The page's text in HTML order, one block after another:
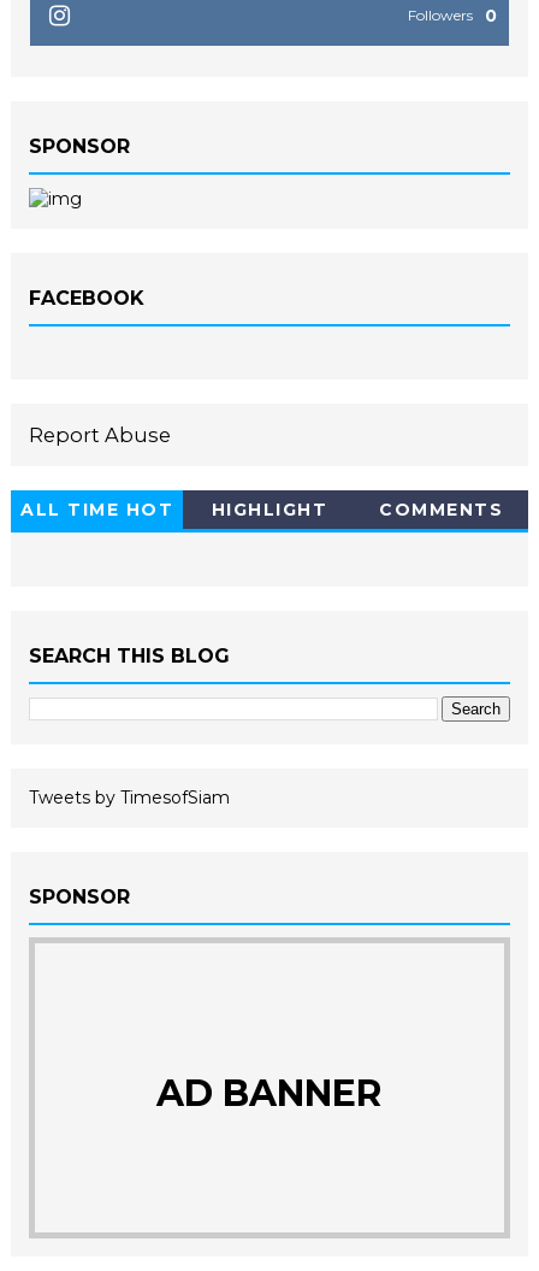
0
Followers
SPONSOR
FACEBOOK
Report Abuse
ALL TIME HOT
HIGHLIGHT COMMENTS
SEARCH THIS BLOG
Tweets by TimesofSiam
SPONSOR
AD BANNER